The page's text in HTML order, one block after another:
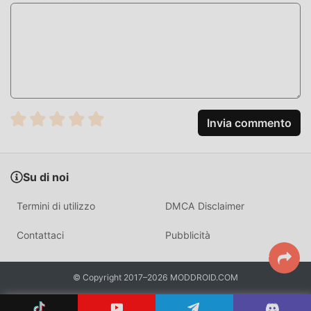
che il divertimento del gioco, ma allo stesso tempo, il
processo di accumulazione inevitabilmente far sentire le
persone stanche, ma ora l'emergere delle mod ha riscritto
leggermente noioso. Le mod possono aiutarti facilmente a
sul goderti la gioia del gioco stesso
Basta fare clic sul pulsante di download per installare l'APP
gratuita Space War 1.1.19 nel pacchetto di installazione
Invia commento
Su di noi
Termini di utilizzo DMCA Disclaimer
Contattaci Pubblicità
© Copyright 2017–2026 MODDROID.COM